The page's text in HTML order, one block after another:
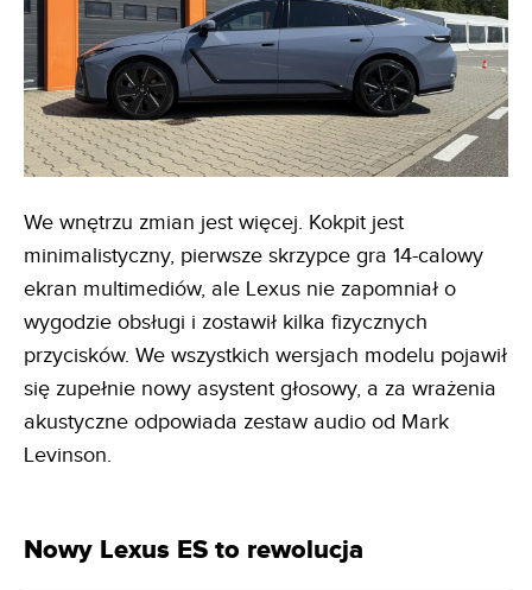
We wnętrzu zmian jest więcej. Kokpit jest
minimalistyczny, pierwsze skrzypce gra 14-calowy
ekran multimediów, ale Lexus nie zapomniał o
wygodzie obsługi i zostawił kilka fizycznych
przycisków. We wszystkich wersjach modelu pojawił
się zupełnie nowy asystent głosowy, a za wrażenia
akustyczne odpowiada zestaw audio od Mark
Levinson.
Nowy Lexus ES to rewolucja